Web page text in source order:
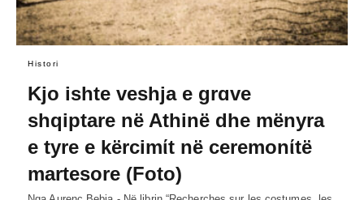
Histori
Kjo ishte veshja e grɑve
shqiptare në Athinë dhe mënyra
e tyre e kërcimίt në ceremonίtë
martesore (Foto)